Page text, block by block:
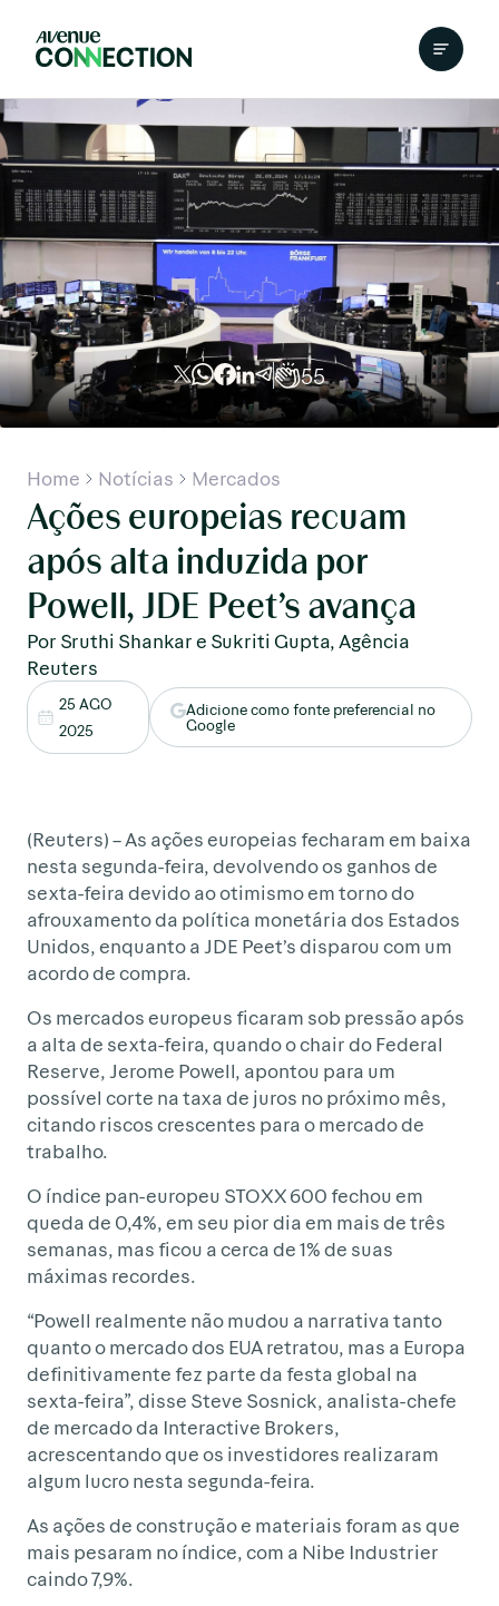
55
Home Notícias Mercados
Ações europeias recuam
após alta induzida por
Powell, JDE Peet’s avança
Por Sruthi Shankar e Sukriti Gupta, Agência
Reuters
25 AGO
2025
Adicione como fonte preferencial no
Google
(Reuters) – As ações europeias fecharam em baixa
nesta segunda-feira, devolvendo os ganhos de
sexta-feira devido ao otimismo em torno do
afrouxamento da política monetária dos Estados
Unidos, enquanto a JDE Peet’s disparou com um
acordo de compra.
Os mercados europeus ficaram sob pressão após
a alta de sexta-feira, quando o chair do Federal
Reserve, Jerome Powell, apontou para um
possível corte na taxa de juros no próximo mês,
citando riscos crescentes para o mercado de
trabalho.
O índice pan-europeu STOXX 600 fechou em
queda de 0,4%, em seu pior dia em mais de três
semanas, mas ficou a cerca de 1% de suas
máximas recordes.
“Powell realmente não mudou a narrativa tanto
quanto o mercado dos EUA retratou, mas a Europa
definitivamente fez parte da festa global na
sexta-feira”, disse Steve Sosnick, analista-chefe
de mercado da Interactive Brokers,
acrescentando que os investidores realizaram
algum lucro nesta segunda-feira.
As ações de construção e materiais foram as que
mais pesaram no índice, com a Nibe Industrier
caindo 7,9%.